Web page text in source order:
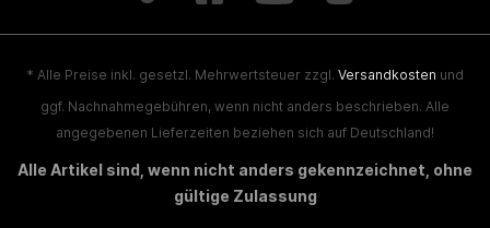
* Alle Preise inkl. gesetzl. Mehrwertsteuer zzgl. Versandkosten und
ggf. Nachnahmegebühren, wenn nicht anders beschrieben. Alle
angegebenen Lieferzeiten beziehen sich auf Deutschland!
Alle Artikel sind, wenn nicht anders gekennzeichnet, ohne
gültige Zulassung